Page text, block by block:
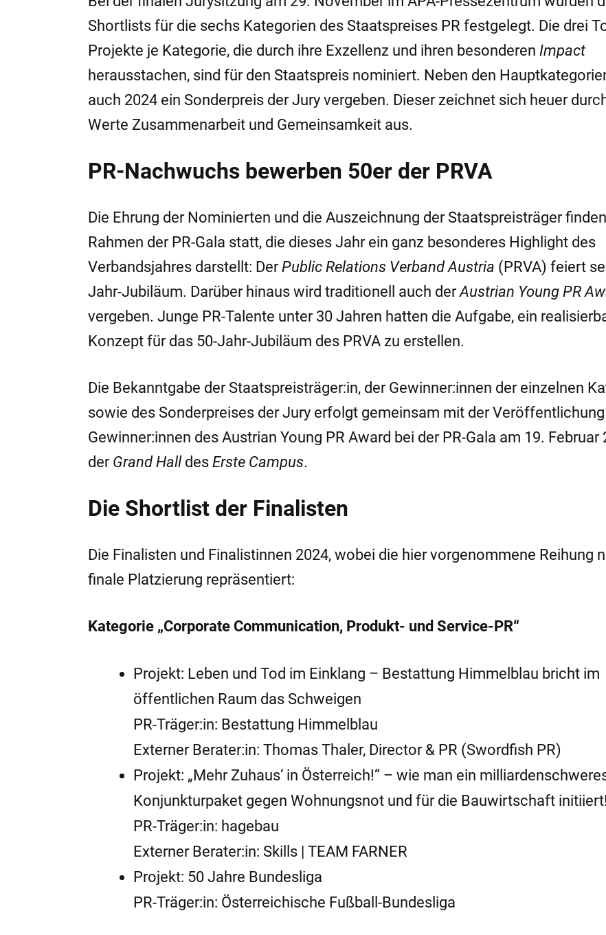
Shortlists für die sechs Kategorien des Staatspreises PR festgelegt. Die drei
Projekte je Kategorie, die durch ihre Exzellenz und ihren besonderen Impact
herausstachen, sind für den Staatspreis nominiert. Neben den
auch 2024 ein Sonderpreis der Jury vergeben. Dieser zeichnet sich heuer
Werte Zusammenarbeit und Gemeinsamkeit aus.
PR-Nachwuchs bewerben 50er der PRVA
Die Ehrung der Nominierten und die Auszeichnung der Staatspreisträger
Rahmen der PR-Gala statt, die dieses Jahr ein ganz besonderes Highlight des
Verbandsjahres darstellt: DerPublic Relations Verband Austria (PRVA) feiert
Jahr-Jubiläum. Darüber hinaus wird traditionell auch derAustrian Young PR
vergeben. Junge PR-Talente unter 30 Jahren hatten die Aufgabe, ein
Konzept für das 50-Jahr-Jubiläum des PRVA zu erstellen.
Die Bekanntgabe der Staatspreisträger:in, der Gewinner:innen der einzelnen
sowie des Sonderpreises der Jury erfolgt gemeinsam mit der
Gewinner:innen des Austrian Young PR Award bei der PR-Gala am 19. Februar
der Grand Halldes Erste Campus.
Die Shortlist der Finalisten
Die Finalisten und Finalistinnen 2024, wobei die hier vorgenommene Reihung
finale Platzierung repräsentiert:
Kategorie „Corporate Communication, Produkt- und Service-PR“
Projekt: Leben und Tod im Einklang – Bestattung Himmelblau bricht im
öffentlichen Raum das Schweigen
PR-Träger:in: Bestattung Himmelblau
Externer Berater:in: Thomas Thaler, Director & PR (Swordfish PR)
Projekt: „Mehr Zuhaus‘ in Österreich!“ – wie man ein
Konjunkturpaket gegen Wohnungsnot und für die Bauwirtschaft initiiert!
PR-Träger:in: hagebau
Externer Berater:in: Skills | TEAM FARNER
Projekt: 50 Jahre Bundesliga
PR-Träger:in: Österreichische Fußball-Bundesliga